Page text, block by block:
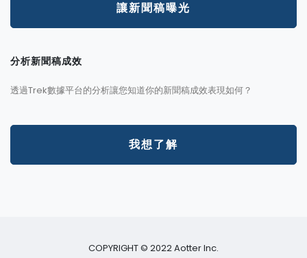
讓新聞稿曝光
分析新聞稿成效
透過Trek數據平台的分析讓您知道你的新聞稿成效表現如何？
我想了解
COPYRIGHT © 2022 Aotter Inc.